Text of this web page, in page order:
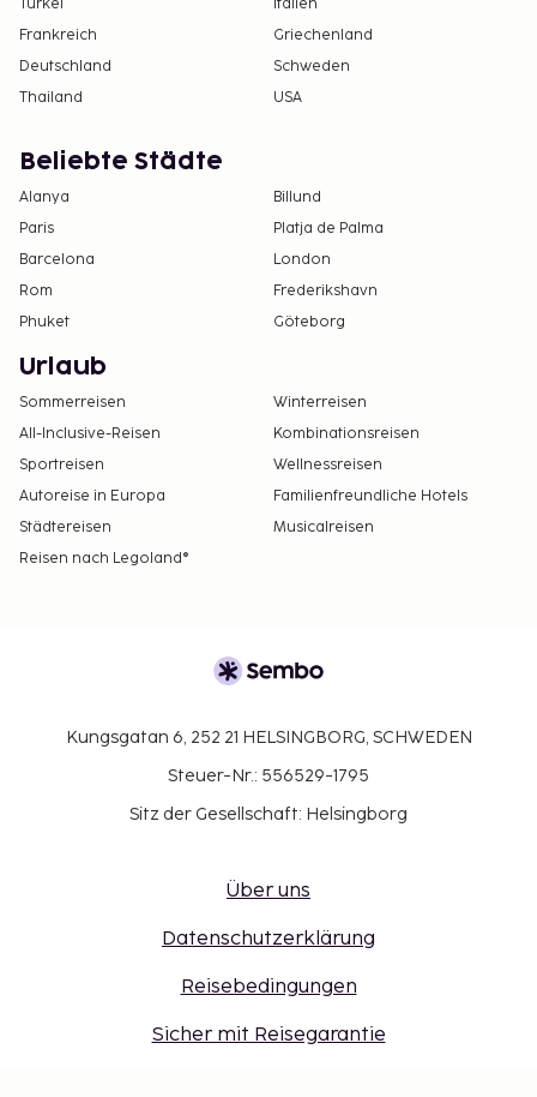
Türkei
Italien
Frankreich
Griechenland
Deutschland
Schweden
Thailand
USA
Beliebte Städte
Alanya
Billund
Paris
Platja de Palma
Barcelona
London
Rom
Frederikshavn
Phuket
Göteborg
Urlaub
Sommerreisen
Winterreisen
All-Inclusive-Reisen
Kombinationsreisen
Sportreisen
Wellnessreisen
Autoreise in Europa
Familienfreundliche Hotels
Städtereisen
Musicalreisen
Reisen nach Legoland®
Kungsgatan 6, 252 21 HELSINGBORG, SCHWEDEN
Steuer-Nr.: 556529-1795
Sitz der Gesellschaft: Helsingborg
Über uns
Datenschutzerklärung
Reisebedingungen
Sicher mit Reisegarantie